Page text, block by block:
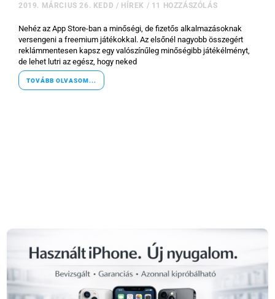
2019. MÁRCIUS 26. KEDD / HÍREK / 11 HOZZÁSZÓLÁS
Nehéz az App Store-ban a minőségi, de fizetős alkalmazásoknak
versengeni a freemium játékokkal. Az elsőnél nagyobb összegért
reklámmentesen kapsz egy valószínűleg minőségibb játékélményt,
de lehet lutri az egész, hogy neked
TOVÁBB OLVASOM...